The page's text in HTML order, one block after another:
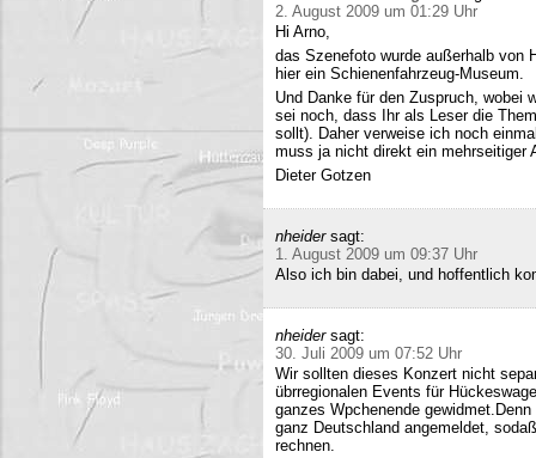
2. August 2009 um 01:29 Uhr
Hi Arno,
das Szenefoto wurde außerhalb von
hier ein Schienenfahrzeug-Museum.
Und Danke für den Zuspruch, wobei
sei noch, dass Ihr als Leser die
sollt). Daher verweise ich noch
muss ja nicht direkt ein mehrseitiger
Dieter Gotzen
nheider sagt:
1. August 2009 um 09:37 Uhr
Also ich bin dabei, und hoffentlich
nheider sagt:
30. Juli 2009 um 07:52 Uhr
Wir sollten dieses Konzert nicht
übrregionalen Events für
ganzes Wpchenende
ganz Deutschland angemeldet,
rechnen.